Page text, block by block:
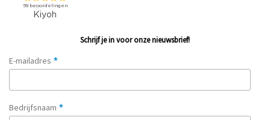
Schrijf je in voor onze nieuwsbrief!
E-mailadres *
Bedrijfsnaam *